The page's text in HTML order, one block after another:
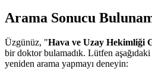
Arama Sonucu
Üzgünüz, "Hava ve Uzay
bir doktor bulamadık. Lütfen
yeniden arama yapmayı deneyin: